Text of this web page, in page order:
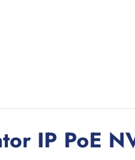
IP PoE